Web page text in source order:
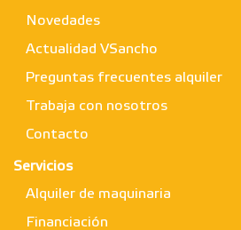
Novedades
Actualidad VSancho
Preguntas frecuentes alquiler
Trabaja con nosotros
Contacto
Servicios
Alquiler de maquinaria
Financiación